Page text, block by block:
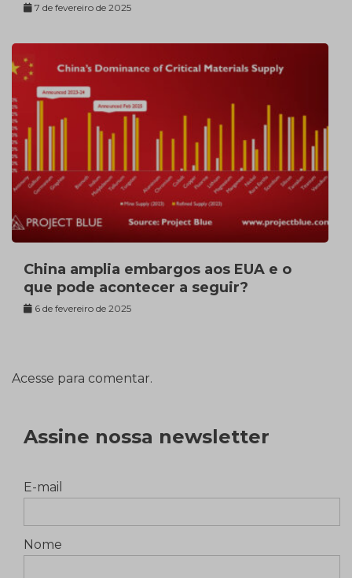
7 de fevereiro de 2025
China amplia embargos aos EUA e o
que pode acontecer a seguir?
6 de fevereiro de 2025
Acesse para comentar.
Assine nossa newsletter
E-mail
Nome